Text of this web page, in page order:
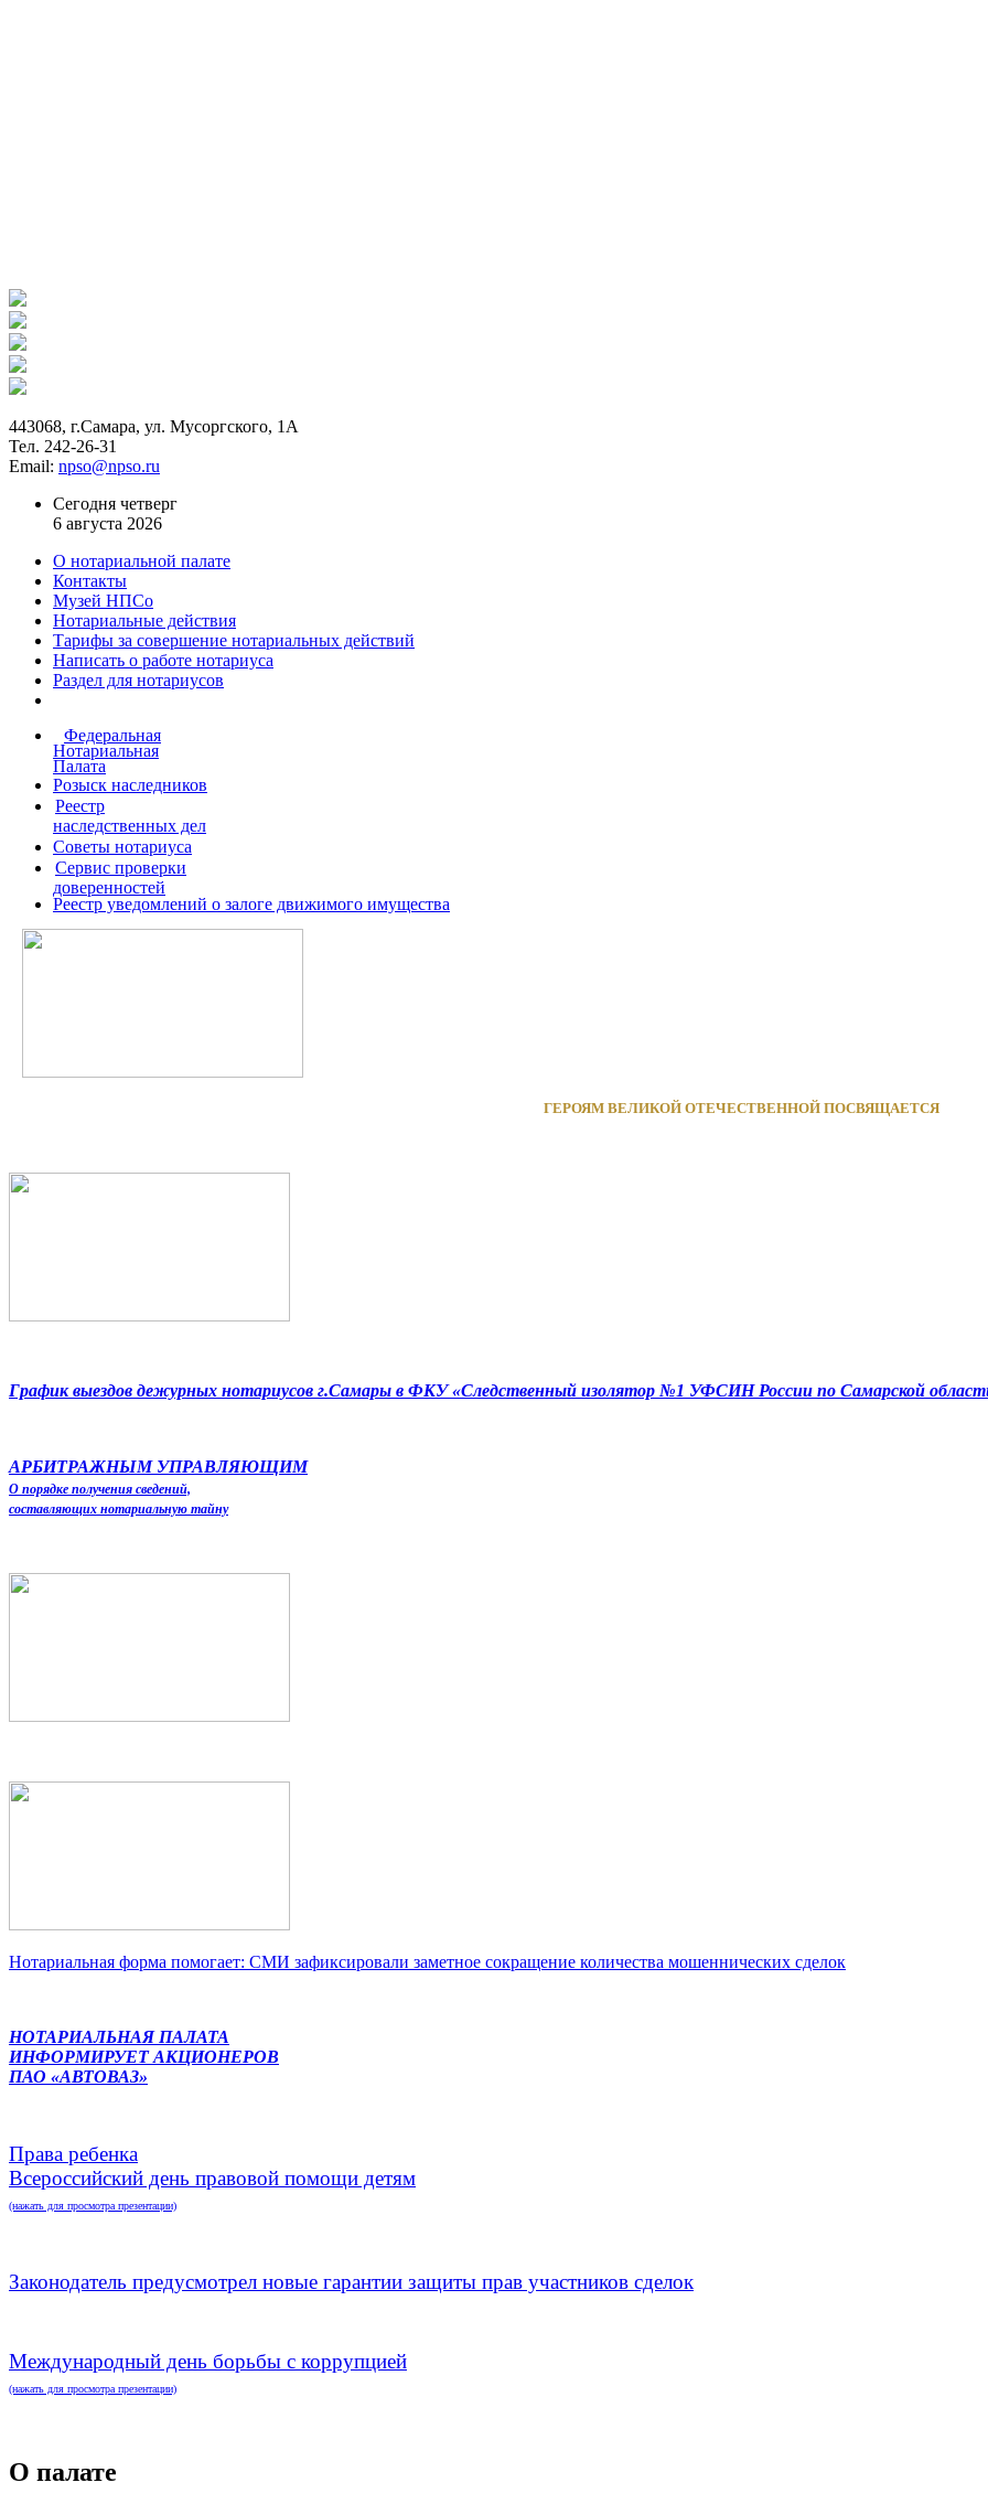
443068, г.Самара, ул. Мусоргского, 1А
Тел. 242-26-31
Email: npso@npso.ru
Сегодня четверг
6 августа 2026
О нотариальной палате
Контакты
Музей НПСо
Нотариальные действия
Тарифы за совершение нотариальных действий
Написать о работе нотариуса
Раздел для нотариусов
Федеральная
Нотариальная
Палата
Розыск наследников
Реестр
наследственных дел
Советы нотариуса
Сервис проверки
доверенностей
Реестр уведомлений о залоге движимого имущества
ГЕРОЯМ ВЕЛИКОЙ ОТЕЧЕСТВЕННОЙ ПОСВЯЩАЕТСЯ
График выездов дежурных нотариусов г.Самары в ФКУ «Следственный изолятор №1 УФСИН России по Самарской
АРБИТРАЖНЫМ УПРАВЛЯЮЩИМ
О порядке получения сведений,
составляющих нотариальную тайну
Нотариальная форма помогает: СМИ зафиксировали заметное сокращение количества мошеннических сделок
НОТАРИАЛЬНАЯ ПАЛАТА
ИНФОРМИРУЕТ АКЦИОНЕРОВ
ПАО «АВТОВАЗ»
Права ребенка
Всероссийский день правовой помощи детям
(нажать для просмотра презентации)
Законодатель предусмотрел новые гарантии защиты прав участников сделок
Международный день борьбы с коррупцией
(нажать для просмотра презентации)
О палате